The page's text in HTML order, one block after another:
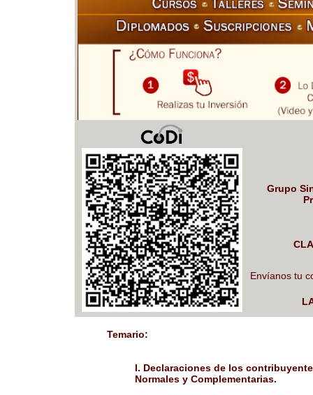
Grupo
Envíanos tu
Temario:
I. Declaraciones de los
Normales y Complementarias.